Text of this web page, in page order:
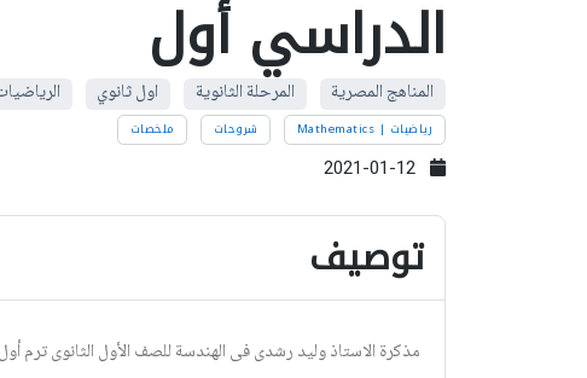
الدراسي أول
المناهج المصرية المرحلة الثانوية اول ثانوي
رياضيات | Mathematics شروحات ملخصات
توصيف
مذكرة الاستاذ وليد رشدى فى الهندسة للصف الأول الثانوى ترم أول